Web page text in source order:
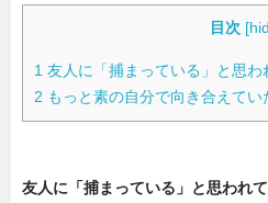
目次 [
1 友人に「捕まっている」と思わ
2 もっと素の自分で向き合えてい
友人に「捕まっている」と思われ